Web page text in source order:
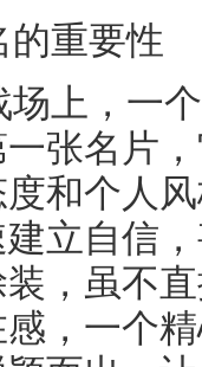
的重要性
上，一
张名片
和个人
立自信
，虽不
，一个